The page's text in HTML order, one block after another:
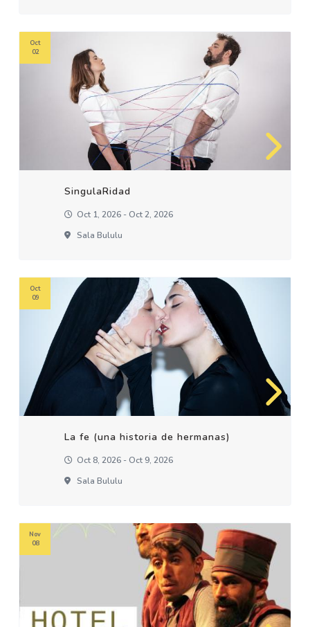
SingulaRidad
Oct 1, 2026 - Oct 2, 2026
Sala Bululu
Oct
02
La fe (una historia de hermanas)
Oct 8, 2026 - Oct 9, 2026
Sala Bululu
Oct
09
Nov
08